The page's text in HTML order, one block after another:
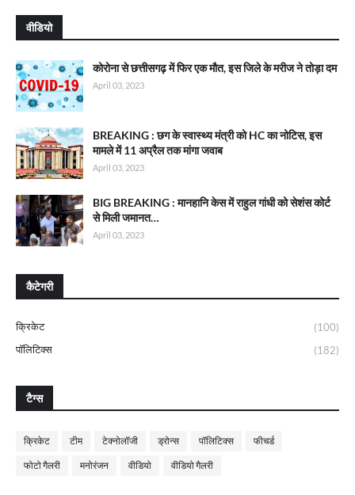
वीडियो
कोरोना से छत्तीसगढ़ में फिर एक मौत, इस जिले के मरीज ने तोड़ा दम
April 03, 2023
BREAKING : छग के स्वास्थ्य मंत्री को HC का नोटिस, इस
मामले में 11 अप्रैल तक मांगा जवाब
April 03, 2023
BIG BREAKING : मानहानि केस में राहुल गांधी को सेशंस कोर्ट
से मिली जमानत…
April 03, 2023
कैटेगरी
क्रिकेट
(100)
पॉलिटिक्स
(182)
टैग्स
क्रिकेट टीम टेक्नोलॉजी ड्रोन्स पॉलिटिक्स फीचर्ड
फोटो गैलरी मनोरंजन वीडियो वीडियो गैलरी